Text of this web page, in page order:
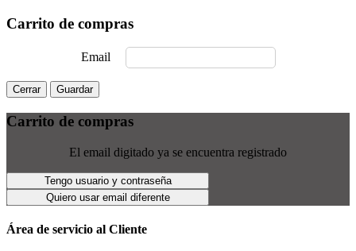
Carrito de compras
Email
Cerrar Guardar
Carrito de compras
El email digitado ya se encuentra registrado
Tengo usuario y contraseña
Quiero usar email diferente
Área de servicio al Cliente